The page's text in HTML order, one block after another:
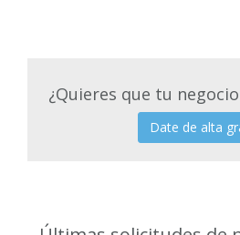
¿Quieres que tu
Date de alta